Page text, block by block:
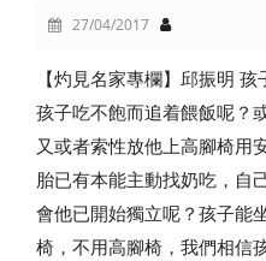
27/04/2017
【灼見名家專欄】邱振明
孩子吃不飽而追着餵飯呢？
又或者索性放他上高腳椅用
胎已有本能主動找奶吃，自
會他已開始獨立呢？孩子能
椅，不用高腳椅，我們相信